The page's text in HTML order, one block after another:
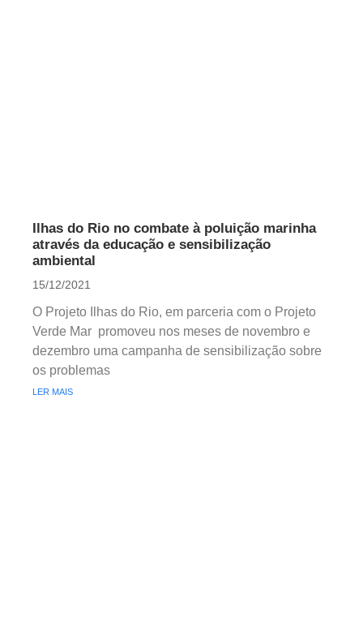
Ilhas do Rio no combate à poluição marinha
através da educação e sensibilização
ambiental
15/12/2021
O Projeto Ilhas do Rio, em parceria com o Projeto
Verde Mar promoveu nos meses de novembro e
dezembro uma campanha de sensibilização sobre
os problemas
LER MAIS